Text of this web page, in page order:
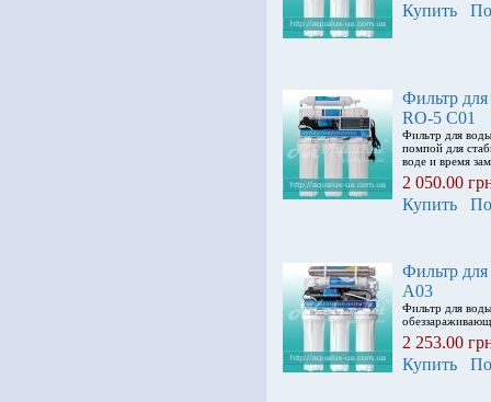
Купить
Фильтр
RO-5 С01
Фильтр для
помпой для
воде и время
2 050.00
Купить
Фильтр
А03
Фильтр для
2 253.00
Купить